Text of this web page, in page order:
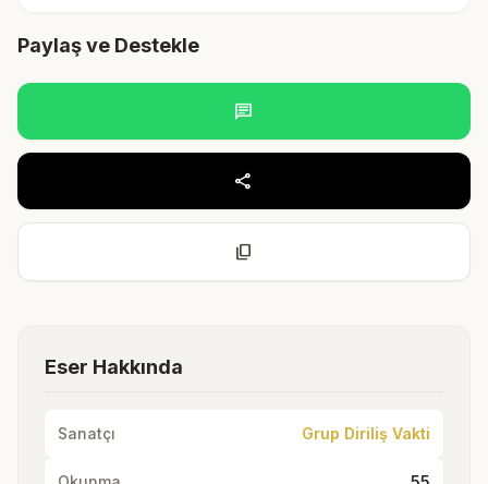
Paylaş ve Destekle
chat
share
content_copy
Eser Hakkında
Sanatçı Grup Diriliş Vakti